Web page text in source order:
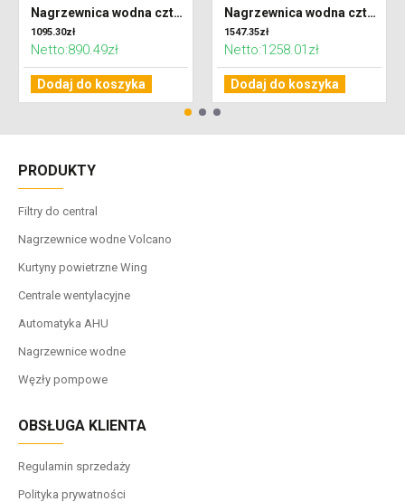
Nagrzewnica wodna czterorzędowa do centrali VENTUS VVS021
1095.30zł
Netto:890.49zł
Dodaj do koszyka
Nagrzewnica wodna czterorzędowa do centrali VENTUS VVS030
1547.35zł
Netto:1258.01zł
Dodaj do koszyka
PRODUKTY
Filtry do central
Nagrzewnice wodne Volcano
Kurtyny powietrzne Wing
Centrale wentylacyjne
Automatyka AHU
Nagrzewnice wodne
Węzły pompowe
OBSŁUGA KLIENTA
Regulamin sprzedaży
Polityka prywatności